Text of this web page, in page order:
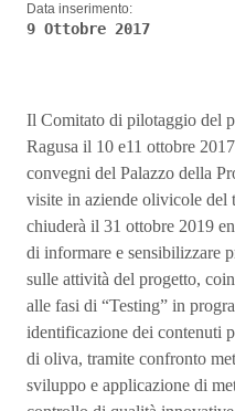
Data inserimento:
9 Ottobre 2017
Il Comitato di pilotaggio del
Ragusa il 10 e11 ottobre
convegni del Palazzo della
visite in aziende olivicole del
chiuderà il 31 ottobre 2019
di informare e sensibilizzare
sulle attività del progetto,
alle fasi di “Testing” in
identificazione dei contenuti
di oliva, tramite confronto
sviluppo e applicazione di